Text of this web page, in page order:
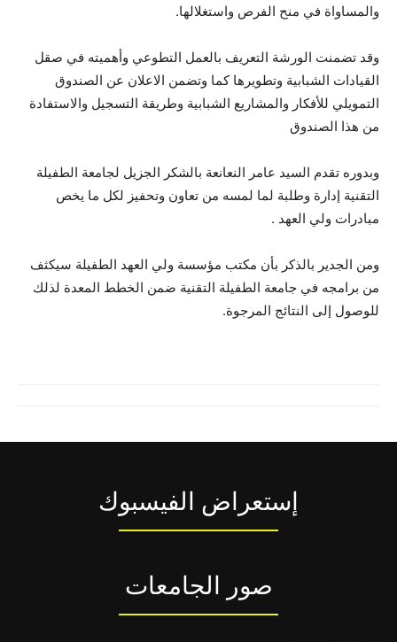
والمساواة في منح الفرص واستغلالها.
وقد تضمنت الورشة التعريف بالعمل التطوعي وأهميته في صقل
القيادات الشبابية وتطويرها كما وتضمن الاعلان عن الصندوق
التمويلي للأفكار والمشاريع الشبابية وطريقة التسجيل والاستفادة
من هذا الصندوق
وبدوره تقدم السيد عامر النعانعة بالشكر الجزيل لجامعة الطفيلة
التقنية إدارة وطلبة لما لمسه من تعاون وتحفيز لكل ما يخص
مبادرات ولي العهد .
ومن الجدير بالذكر بأن مكتب مؤسسة ولي العهد الطفيلة سيكثف
من برامجه في جامعة الطفيلة التقنية ضمن الخطط المعدة لذلك
للوصول إلى النتائج المرجوة.
إستعراض الفيسبوك
صور الجامعات